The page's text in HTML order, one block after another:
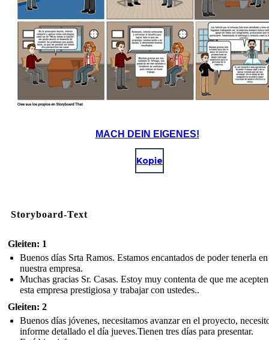
MACH DEIN EIGENES!
Kopie
Storyboard-Text
Gleiten: 1
Buenos días Srta Ramos. Estamos encantados de poder tenerla en
nuestra empresa.
Muchas gracias Sr. Casas. Estoy muy contenta de que me
esta empresa prestigiosa y trabajar con ustedes..
Gleiten: 2
Buenos días jóvenes, necesitamos avanzar en el proyecto,
informe detallado el día jueves.Tienen tres días para presentar.